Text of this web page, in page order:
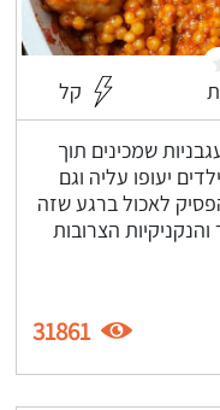
קל
שמכינים תוך
יעופו עליה וגם
לאכול ברגע שזה
הצרובות
31861